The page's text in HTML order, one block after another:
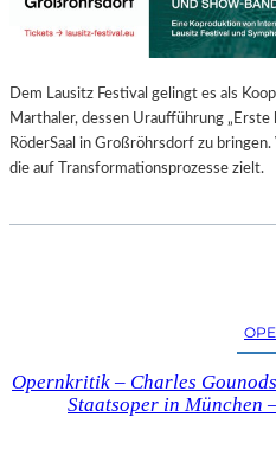
Dem Lausitz Festival gelingt es als
Marthaler, dessen Uraufführung „Erste
RöderSaal in Großröhrsdorf zu
die auf Transformationsprozesse zielt.
Opernkritik – Charles
Staatsoper in München